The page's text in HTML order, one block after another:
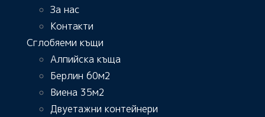
За нас
Контакти
Сглобяеми къщи
Алпийска къща
Берлин 60м2
Виена 35м2
Двуетажни контейнери